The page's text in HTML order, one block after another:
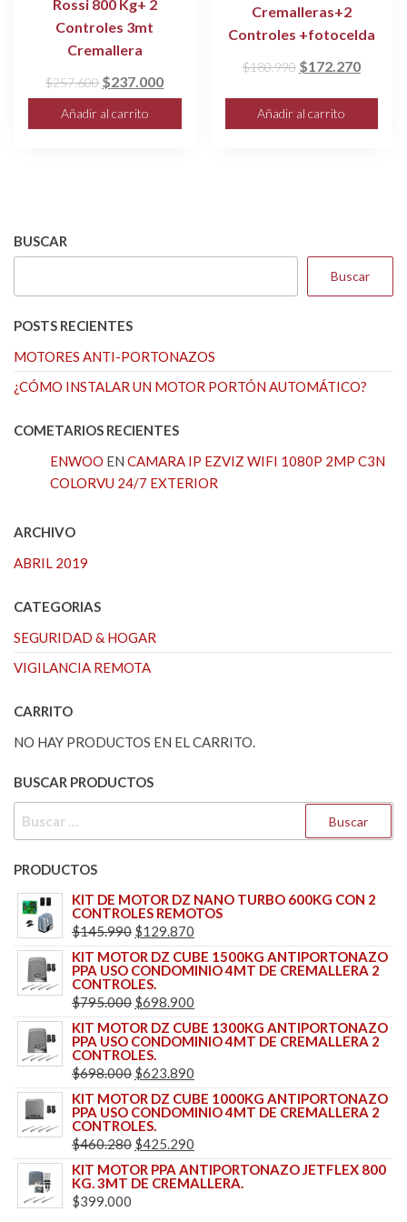
Rossi 800 Kg+ 2
Controles 3mt
Cremallera
$257.600 El
precio
original
$237.000El
precio
actual
Añadir al carrito
Cremalleras+2
Controles +fotocelda
$180.990 El
original
era:
$172.270El
es:
Añadir al carrito
BUSCAR
Buscar
POSTS RECIENTES
MOTORES ANTI-PORTONAZOS
¿CÓMO INSTALAR UN MOTOR PORTÓN AUTOMÁTICO?
COMETARIOS RECIENTES
ENWOO EN CAMARA IP EZVIZ WIFI 1080P 2MP C3N
COLORVU 24/7 EXTERIOR
ARCHIVO
ABRIL 2019
CATEGORIAS
SEGURIDAD & HOGAR
VIGILANCIA REMOTA
CARRITO
NO HAY PRODUCTOS EN EL CARRITO.
BUSCAR PRODUCTOS
PRODUCTOS
KIT DE MOTOR DZ NANO TURBO 600KG CON 2
CONTROLES REMOTOS
$145.990 EL
PRECIO
ORIGINAL
ERA:
$129.870
PRECIO
ACTUAL
KIT MOTOR DZ CUBE 1500KG ANTIPORTONAZO
PPA USO CONDOMINIO 4MT DE CREMALLERA 2
CONTROLES.
$795.000 EL
PRECIO
ORIGINAL
ERA:
$698.900
PRECIO
ACTUAL
KIT MOTOR DZ CUBE 1300KG ANTIPORTONAZO
PPA USO CONDOMINIO 4MT DE CREMALLERA 2
CONTROLES.
$698.000 EL
PRECIO
ORIGINAL
ERA:
$623.890
PRECIO
ACTUAL
KIT MOTOR DZ CUBE 1000KG ANTIPORTONAZO
PPA USO CONDOMINIO 4MT DE CREMALLERA 2
CONTROLES.
$460.280 EL
PRECIO
ORIGINAL
$425.290
PRECIO
ACTUAL
KIT MOTOR PPA ANTIPORTONAZO JETFLEX 800
KG. 3MT DE CREMALLERA.
$399.000